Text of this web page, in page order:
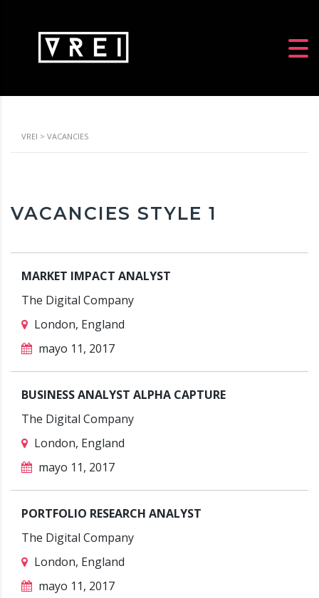
VREI > VACANCIES
VACANCIES STYLE 1
MARKET IMPACT ANALYST
The Digital Company
London, England
mayo 11, 2017
BUSINESS ANALYST ALPHA CAPTURE
The Digital Company
London, England
mayo 11, 2017
PORTFOLIO RESEARCH ANALYST
The Digital Company
London, England
mayo 11, 2017